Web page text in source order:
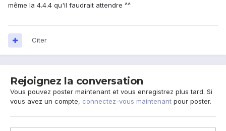
même la 4.4.4 qu'il faudrait attendre ^^
Citer
Rejoignez la conversation
Vous pouvez poster maintenant et vous enregistrez plus tard. Si
vous avez un compte, connectez-vous maintenant pour poster.